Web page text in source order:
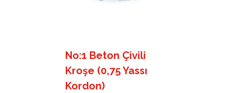
No:1 Beton Çivili
Kroşe (0,75 Yassı
Kordon)